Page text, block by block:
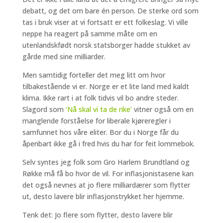
debatt, og det om bare én person. De sterke ord som
tas i bruk viser at vi fortsatt er ett folkeslag. Vi ville
neppe ha reagert på samme måte om en
utenlandskfødt norsk statsborger hadde stukket av
gårde med sine milliarder.
Men samtidig forteller det meg litt om hvor
tilbakestående vi er. Norge er et lite land med kaldt
klima. Ikke rart i at folk tidvis vil bo andre steder.
Slagord som ‘Nå skal vi ta de rike’vitner også om en
manglende forståelse for liberale kjøreregler i
samfunnet hos våre eliter. Bor du i Norge får du
åpenbart ikke gå i fred hvis du har for feit lommebok.
Selv syntes jeg folk som Gro Harlem Brundtland og
Røkke må få bo hvor de vil. For inflasjonistasene kan
det også nevnes at jo flere milliardærer som flytter
ut, desto lavere blir inflasjonstrykket her hjemme.
Tenk det: Jo flere som flytter, desto lavere blir